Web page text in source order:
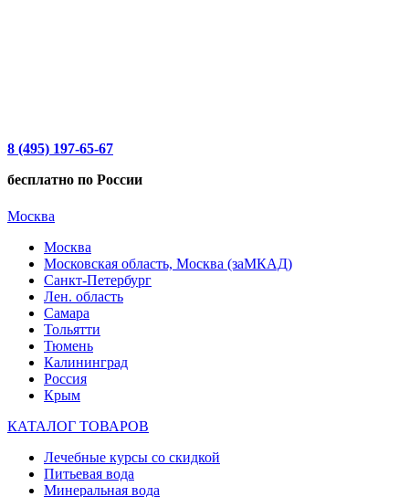
8 (495) 197-65-67
бесплатно по России
Москва
Москва
Московская область, Москва (заМКАД)
Санкт-Петербург
Лен. область
Самара
Тольятти
Тюмень
Калининград
Россия
Крым
КАТАЛОГ ТОВАРОВ
Лечебные курсы со скидкой
Питьевая вода
Минеральная вода